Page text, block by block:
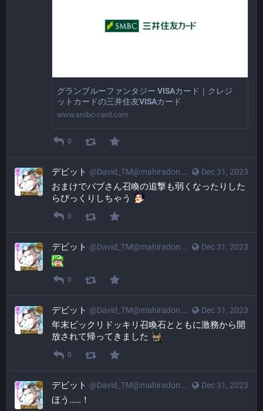
グランブルーファンタジー VISAカード｜クレジ
ットカードの三井住友VISAカード
www.smbc-card.com
0
Dec 31, 2023
デビット @David_TM@mahiradon.com
おまけでバブさん召喚の追撃も弱くなったりした
らびっくりしちゃう
0
Dec 31, 2023
デビット @David_TM@mahiradon.com
0
Dec 31, 2023
デビット @David_TM@mahiradon.com
年末ビックリドッキリ召喚石とともに激務から開
放されて帰ってきました
0
Dec 31, 2023
デビット @David_TM@mahiradon.com
ほう……！